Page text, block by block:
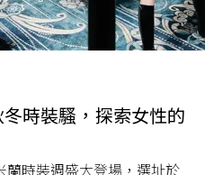
時裝騷，探索女性的
蘭時裝週盛大登場，選址於